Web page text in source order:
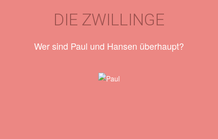
DIE ZWILLINGE
Wer sind Paul und Hansen überhaupt?